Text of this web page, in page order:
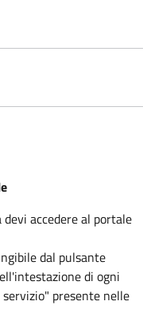
accedere al portale
dal pulsante
di ogni
presente nelle